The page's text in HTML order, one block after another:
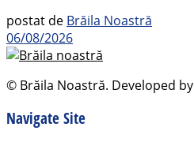
postat de Brăila Noastră
06/08/2026
© Brăila Noastră. Developed by
Navigate Site